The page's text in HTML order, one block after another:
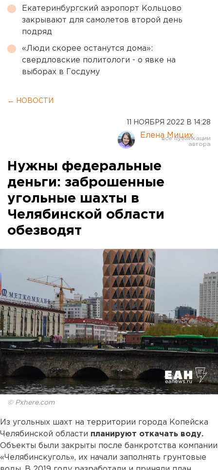
Екатеринбургский аэропорт Кольцово
закрывают для самолетов второй день
подряд
«Люди скорее останутся дома»:
свердловские политологи - о явке на
выборах в Госдуму
← НОВОСТИ
11 НОЯБРЯ 2022 В 14:28
Елена Мицих
Нужны федеральные
деньги: заброшенные
угольные шахты в
Челябинской области
обезводят
© Pxhere.com
Из угольных шахт на территории города Копейска
Челябинской области планируют откачать воду.
Объекты были закрыты после банкротства компании
«Челябинскуголь», их начали заполнять грунтовые